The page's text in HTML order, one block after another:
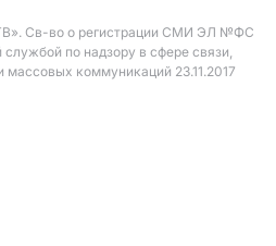
Св-во о регистрации СМИ ЭЛ №ФС
по надзору в сфере связи,
массовых коммуникаций 23.11.2017